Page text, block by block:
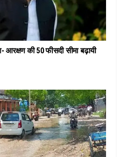
की 50 फीसदी सीमा बढ़ायी